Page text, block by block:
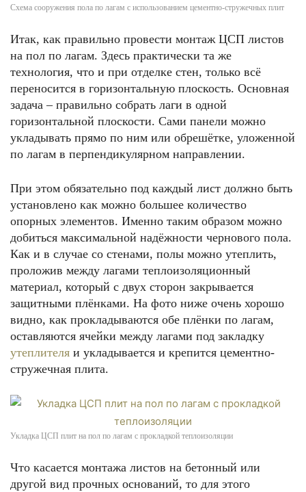
Схема сооружения пола по лагам с использованием цементно-стружечных плит
Итак, как правильно провести монтаж ЦСП листов
на пол по лагам. Здесь практически та же
технология, что и при отделке стен, только всё
переносится в горизонтальную плоскость. Основная
задача – правильно собрать лаги в одной
горизонтальной плоскости. Сами панели можно
укладывать прямо по ним или обрешётке, уложенной
по лагам в перпендикулярном направлении.
При этом обязательно под каждый лист должно быть
установлено как можно большее количество
опорных элементов. Именно таким образом можно
добиться максимальной надёжности чернового пола.
Как и в случае со стенами, полы можно утеплить,
проложив между лагами теплоизоляционный
материал, который с двух сторон закрывается
защитными плёнками. На фото ниже очень хорошо
видно, как прокладываются обе плёнки по лагам,
оставляются ячейки между лагами под закладку
утеплителя и укладывается и крепится цементно-
стружечная плита.
Укладка ЦСП плит на пол по лагам с прокладкой теплоизоляции
Что касается монтажа листов на бетонный или
другой вид прочных оснований, то для этого